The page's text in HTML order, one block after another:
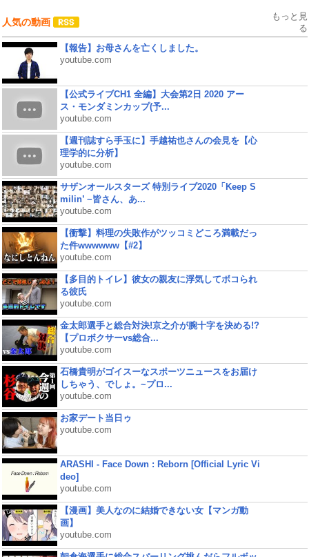
人気の動画
もっと見
る
【報告】お母さんを亡くしました。
youtube.com
【公式ライブCH1 全編】大会第2日 2020 アー
ス・モンダミンカップ(予...
youtube.com
【週刊誌すら手玉に】手越祐也さんの会見を【心
理学的に分析】
youtube.com
サザンオールスターズ 特別ライブ2020「Keep S
milin’ ~皆さん、あ...
youtube.com
【衝撃】料理の失敗作がツッコミどころ満載だっ
た件wwwwww【#2】
youtube.com
【多目的トイレ】彼女の親友に浮気してボコられ
る彼氏
youtube.com
金太郎選手と総合対決!京之介が腕十字を決める!?
【プロボクサーvs総合...
youtube.com
石橋貴明がゴイスーなスポーツニュースをお届け
しちゃう、でしょ。~プロ...
youtube.com
お家デート当日ゥ
youtube.com
ARASHI - Face Down : Reborn [Official Lyric Vi
deo]
youtube.com
【漫画】美人なのに結婚できない女【マンガ動
画】
youtube.com